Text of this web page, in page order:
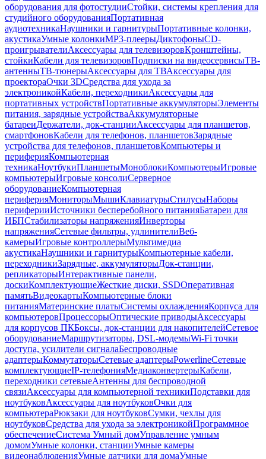
оборудования для фотостудииСтойки, системы крепления для
студийного оборудованияПортативная
аудиотехникаНаушники и гарнитурыПортативные колонки,
акустикаУмные колонкиMP3-плеерыДиктофоныCD-
проигрывателиАксессуары для телевизоровКронштейны,
стойкиКабели для телевизоровПодписки на видеосервисыТВ-
антенныТВ-тюнерыАксессуары для ТВАксессуары для
проектораОчки 3DСредства для ухода за
электроникойКабели, переходникиАксессуары для
портативных устройствПортативные аккумуляторыЭлементы
питания, зарядные устройстваАккумуляторные
батареиДержатели, док-станцииАксессуары для планшетов,
смартфоновКабели для телефонов, планшетовЗарядные
устройства для телефонов, планшетовКомпьютеры и
периферияКомпьютерная
техникаНоутбукиПланшетыМоноблокиКомпьютерыИгровые
компьютерыИгровые консолиСерверное
оборудованиеКомпьютерная
периферияМониторыМышиКлавиатурыСтилусыНаборы
периферииИсточники бесперебойного питанияБатареи для
ИБПСтабилизаторы напряженияИнверторы
напряженияСетевые фильтры, удлинителиВеб-
камерыИгровые контроллерыМультимедиа
акустикаНаушники и гарнитурыКомпьютерные кабели,
переходникиЗарядные, аккумуляторыДок-станции,
репликаторыИнтерактивные панели,
доскиКомплектующиеЖесткие диски, SSDОперативная
памятьВидеокартыКомпьютерные блоки
питанияМатеринские платыСистемы охлажденияКорпуса для
компьютеровПроцессорыОптические приводыАксессуары
для корпусов ПКБоксы, док-станции для накопителейСетевое
оборудованиеМаршрутизаторы, DSL-модемыWi-Fi точки
доступа, усилители сигналаБеспроводные
адаптерыКоммутаторыСетевые адаптерыPowerlineСетевые
комплектующиеIP-телефонияМедиаконвертерыКабели,
переходники сетевыеАнтенны для беспроводной
связиАксессуары для компьютерной техникиПодставки для
ноутбуковАксессуары для ноутбуковОчки для
компьютераРюкзаки для ноутбуковСумки, чехлы для
ноутбуковСредства для ухода за электроникойПрограммное
обеспечениеСистема Умный домУправление умным
домомУмные колонки, станцииУмные камеры
видеонаблюденияУмные датчики для домаУмные